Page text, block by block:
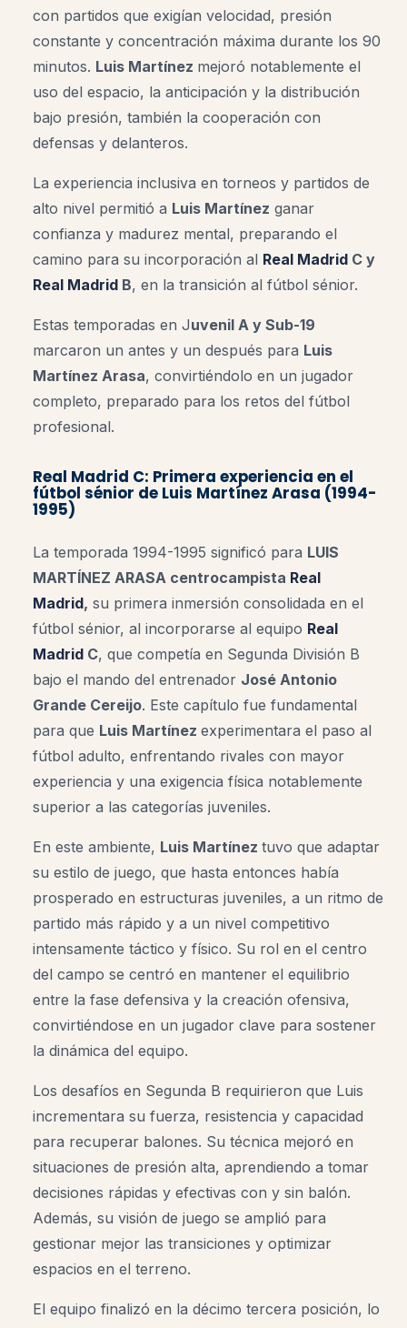
con partidos que exigían velocidad, presión
constante y concentración máxima durante los 90
minutos. Luis Martínez mejoró notablemente el
uso del espacio, la anticipación y la distribución
bajo presión, también la cooperación con
defensas y delanteros.
La experiencia inclusiva en torneos y partidos de
alto nivel permitió a Luis Martínez ganar
confianza y madurez mental, preparando el
camino para su incorporación al Real Madrid C y
Real Madrid B, en la transición al fútbol sénior.
Estas temporadas en Juvenil A y Sub-19
marcaron un antes y un después para Luis
Martínez Arasa, convirtiéndolo en un jugador
completo, preparado para los retos del fútbol
profesional.
Real Madrid C: Primera experiencia en el
fútbol sénior de Luis Martínez Arasa (1994-
1995)
La temporada 1994-1995 significó para LUIS
MARTÍNEZ ARASA centrocampista Real
Madrid, su primera inmersión consolidada en el
fútbol sénior, al incorporarse al equipo Real
Madrid C, que competía en Segunda División B
bajo el mando del entrenador José Antonio
Grande Cereijo. Este capítulo fue fundamental
para que Luis Martínez experimentara el paso al
fútbol adulto, enfrentando rivales con mayor
experiencia y una exigencia física notablemente
superior a las categorías juveniles.
En este ambiente, Luis Martínez tuvo que adaptar
su estilo de juego, que hasta entonces había
prosperado en estructuras juveniles, a un ritmo de
partido más rápido y a un nivel competitivo
intensamente táctico y físico. Su rol en el centro
del campo se centró en mantener el equilibrio
entre la fase defensiva y la creación ofensiva,
convirtiéndose en un jugador clave para sostener
la dinámica del equipo.
Los desafíos en Segunda B requirieron que Luis
incrementara su fuerza, resistencia y capacidad
para recuperar balones. Su técnica mejoró en
situaciones de presión alta, aprendiendo a tomar
decisiones rápidas y efectivas con y sin balón.
Además, su visión de juego se amplió para
gestionar mejor las transiciones y optimizar
espacios en el terreno.
El equipo finalizó en la décimo tercera posición, lo